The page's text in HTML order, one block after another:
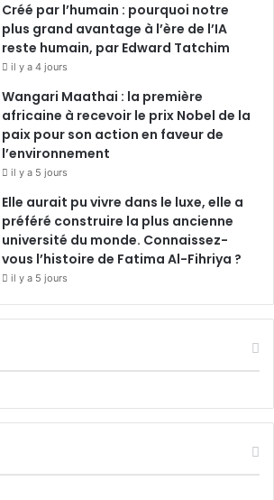
Créé par l’humain : pourquoi notre
plus grand avantage à l’ère de l’IA
reste humain, par Edward Tatchim
il y a 4 jours
Wangari Maathai : la première
africaine à recevoir le prix Nobel de la
paix pour son action en faveur de
l’environnement
il y a 5 jours
Elle aurait pu vivre dans le luxe, elle a
préféré construire la plus ancienne
université du monde. Connaissez-
vous l’histoire de Fatima Al-Fihriya ?
il y a 5 jours